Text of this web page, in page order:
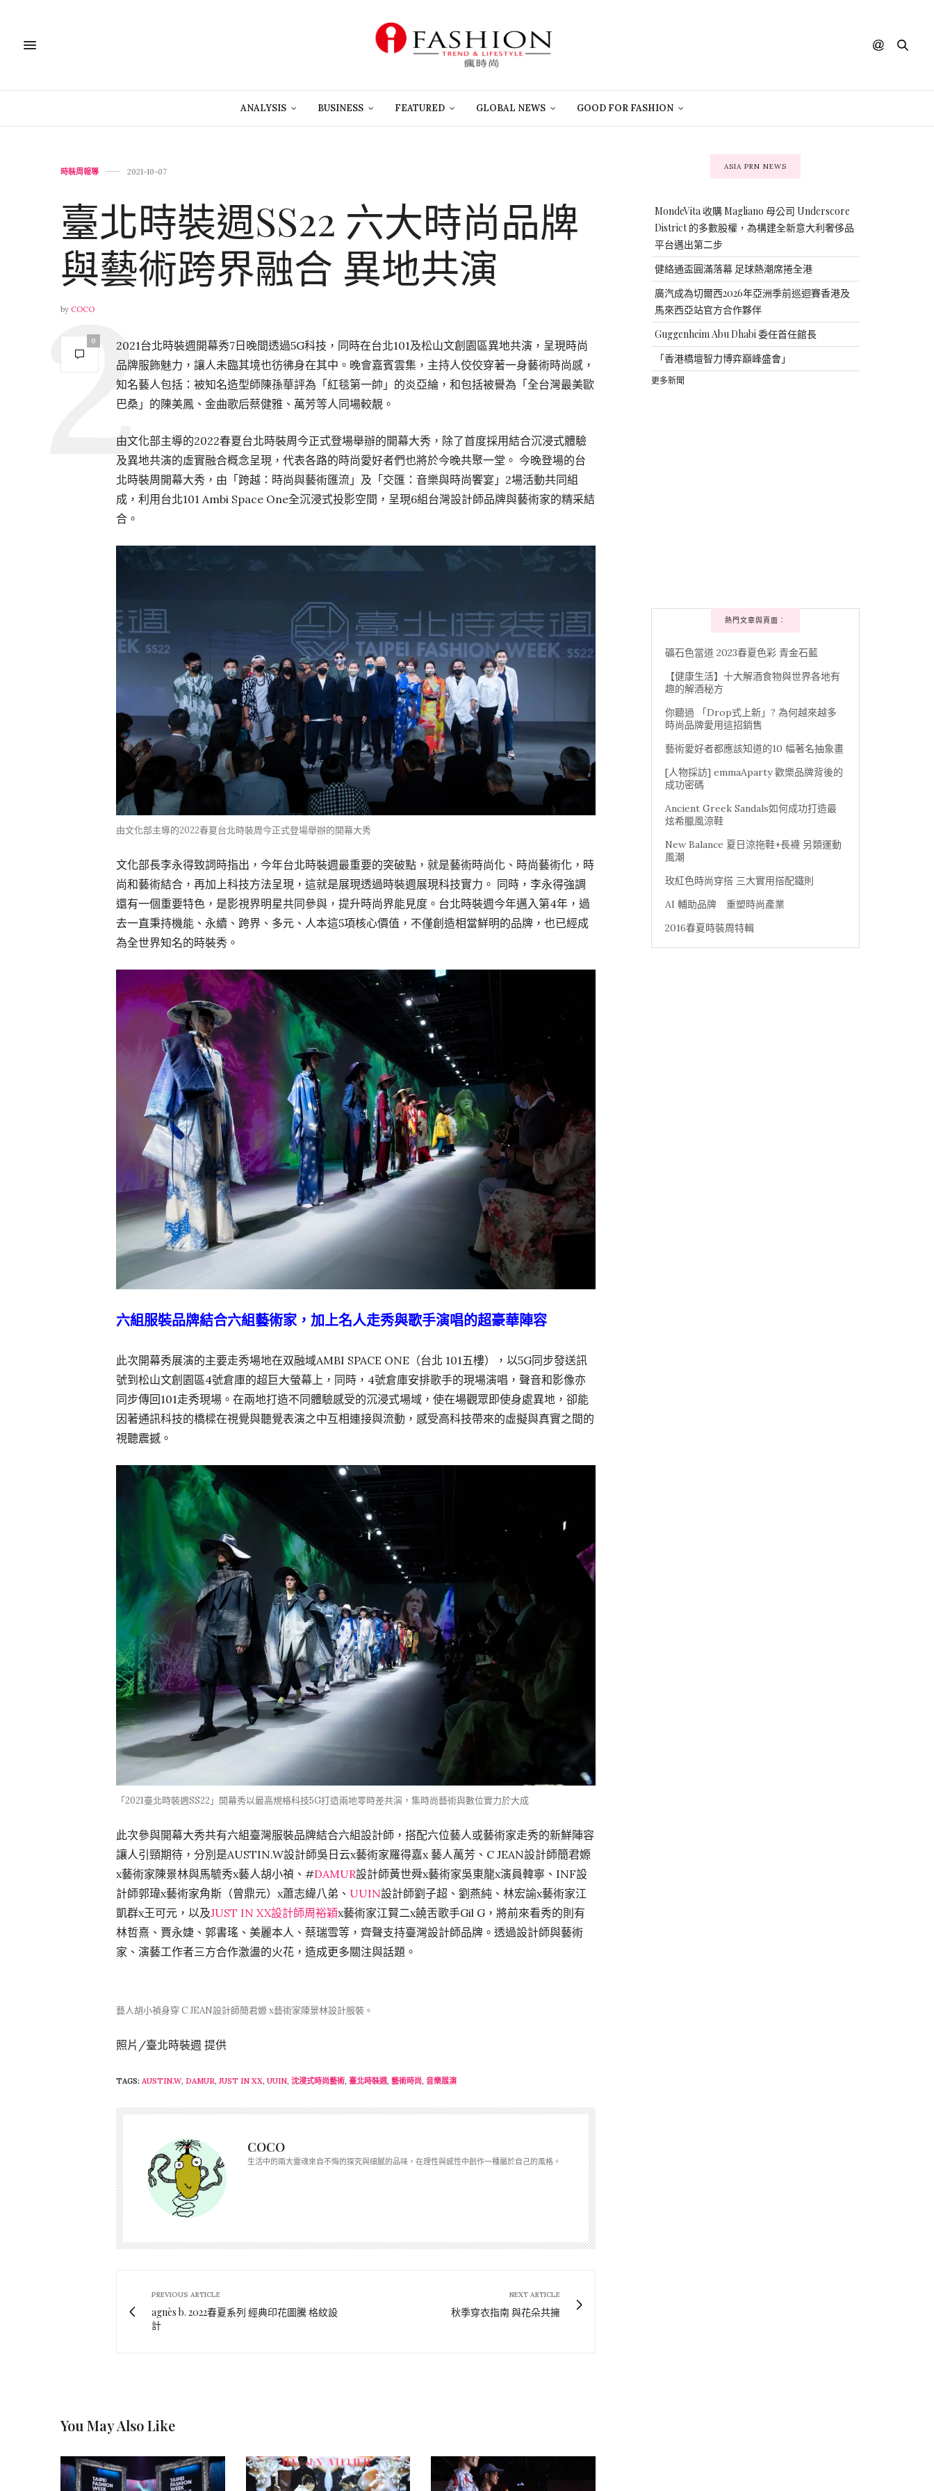
ANALYSIS BUSINESS FEATURED GLOBAL NEWS GOOD FOR FASHION
時裝周報導 2021-10-07
臺北時裝週SS22 六大時尚品牌
與藝術跨界融合 異地共演
by COCO
0
2021台北時裝週開幕秀7日晚間透過5G科技，同時在台北101及松山文創園區異地共演，呈現時尚
品牌服飾魅力，讓人未臨其境也彷彿身在其中。晚會嘉賓雲集，主持人佼佼穿著一身藝術時尚感，
知名藝人包括：被知名造型師陳孫華評為「紅毯第一帥」的炎亞綸，和包括被譽為「全台灣最美歐
巴桑」的陳美鳳、金曲歌后蔡健雅、萬芳等人同場較靚。
由文化部主導的2022春夏台北時裝周今正式登場舉辦的開幕大秀，除了首度採用結合沉浸式體驗
及異地共演的虛實融合概念呈現，代表各路的時尚愛好者們也將於今晚共聚一堂。 今晚登場的台
北時裝周開幕大秀，由「跨越：時尚與藝術匯流」及「交匯：音樂與時尚饗宴」2場活動共同組
成，利用台北101 Ambi Space One全沉浸式投影空間，呈現6組台灣設計師品牌與藝術家的精采結
合。
由文化部主導的2022春夏台北時裝周今正式登場舉辦的開幕大秀
文化部長李永得致詞時指出，今年台北時裝週最重要的突破點，就是藝術時尚化、時尚藝術化，時
尚和藝術結合，再加上科技方法呈現，這就是展現透過時裝週展現科技實力。 同時，李永得強調
還有一個重要特色，是影視界明星共同參與，提升時尚界能見度。台北時裝週今年邁入第4年，過
去一直秉持機能、永續、跨界、多元、人本這5項核心價值，不僅創造相當鮮明的品牌，也已經成
為全世界知名的時裝秀。
六組服裝品牌結合六組藝術家，加上名人走秀與歌手演唱的超豪華陣容
此次開幕秀展演的主要走秀場地在双融域AMBI SPACE ONE（台北 101五樓），以5G同步發送訊
號到松山文創園區4號倉庫的超巨大螢幕上，同時，4號倉庫安排歌手的現場演唱，聲音和影像亦
同步傳回101走秀現場。在兩地打造不同體驗感受的沉浸式場域，使在場觀眾即使身處異地，卻能
因著通訊科技的橋樑在視覺與聽覺表演之中互相連接與流動，感受高科技帶來的虛擬與真實之間的
視聽震撼。
「2021臺北時裝週SS22」開幕秀以最高規格科技5G打造兩地零時差共演，集時尚藝術與數位實力於大成
此次參與開幕大秀共有六組臺灣服裝品牌結合六組設計師，搭配六位藝人或藝術家走秀的新鮮陣容
讓人引頸期待，分別是AUSTIN.W設計師吳日云x藝術家羅得嘉x 藝人萬芳、C JEAN設計師簡君嫄
x藝術家陳景林與馬毓秀x藝人胡小禎、#DAMUR設計師黃世舜x藝術家吳東龍x演員韓寧、INF設
計師郭瑋x藝術家角斯（曾鼎元）x蕭志緯八弟、 UUIN設計師劉子超、劉燕純、林宏諭x藝術家江
凱群x王可元，以及JUST IN XX設計師周裕穎x藝術家江賢二x饒舌歌手Gil G，將前來看秀的則有
林哲熹、賈永婕、郭書瑤、美麗本人、蔡瑞雪等，齊聲支持臺灣設計師品牌。透過設計師與藝術
家、演藝工作者三方合作激盪的火花，造成更多關注與話題。
藝人胡小禎身穿 C JEAN設計師簡君嫄 x藝術家陳景林設計服裝。
照片/臺北時裝週 提供
TAGS: AUSTIN.W, DAMUR,JUST IN XX, UUIN, 沈浸式時尚藝術, 臺北時裝週, 藝術時尚, 音樂展演
COCO
生活中的兩大靈魂來自不悔的探究與細膩的品味，在理性與感性中創作一種屬於自己的風格。
PREVIOUS ARTICLE
agnès b. 2022春夏系列 經典印花圖騰 格紋設
計
NEXT ARTICLE
秋季穿衣指南 與花朵共擁
You May Also Like
ASIA PRN NEWS
MondeVita 收購 Magliano 母公司 Underscore
District 的多數股權，為構建全新意大利奢侈品
平台邁出第二步
健絡通盃圓滿落幕 足球熱潮席捲全港
廣汽成為切爾西2026年亞洲季前巡迴賽香港及
馬來西亞站官方合作夥伴
Guggenheim Abu Dhabi 委任首任館長
「香港橋壇智力博弈巔峰盛會」
更多新聞
熱門文章與頁面︰
礦石色當道 2023春夏色彩 青金石藍
【健康生活】十大解酒食物與世界各地有
趣的解酒秘方
你聽過 「Drop式上新」? 為何越來越多
時尚品牌愛用這招銷售
藝術愛好者都應該知道的10 幅著名抽象畫
[人物採訪] emmaAparty 歡樂品牌背後的
成功密碼
Ancient Greek Sandals如何成功打造最
炫希臘風涼鞋
New Balance 夏日涼拖鞋+長襪 另類運動
風潮
玫紅色時尚穿搭 三大實用搭配鐵則
AI 輔助品牌 重塑時尚產業
2016春夏時裝周特輯